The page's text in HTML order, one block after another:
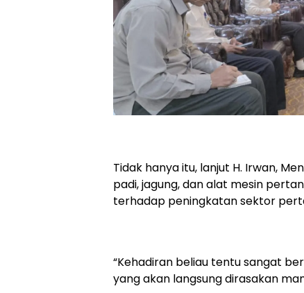
Tidak hanya itu, lanjut H. Irwan,
padi, jagung, dan alat mesin
terhadap peningkatan sektor
“Kehadiran beliau tentu sangat
yang akan langsung dirasakan